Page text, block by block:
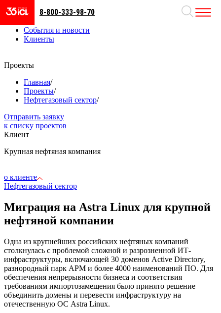
Направления
События и новости
Клиенты
8-800-333-98-70
Проекты
Главная/
Проекты/
Нефтегазовый сектор/
Отправить заявку
к списку проектов
Клиент
Крупная нефтяная компания
о клиенте
Нефтегазовый сектор
Миграция на Astra Linux для крупной
нефтяной компании
Одна из крупнейших российских нефтяных компаний
столкнулась с проблемой сложной и разрозненной ИТ-
инфраструктуры, включающей 30 доменов Active Directory,
разнородный парк АРМ и более 4000 наименований ПО. Для
обеспечения непрерывности бизнеса и соответствия
требованиям импортозамещения было принято решение
объединить домены и перевести инфраструктуру на
отечественную ОС Astra Linux.